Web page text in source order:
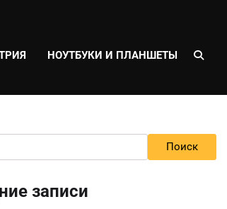
НОУТБУКИ И ПЛАНШЕТЫ
Поиск
записи